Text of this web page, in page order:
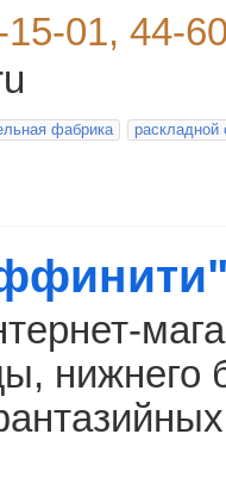
01, 44-
фабрика раскладной
нижнего